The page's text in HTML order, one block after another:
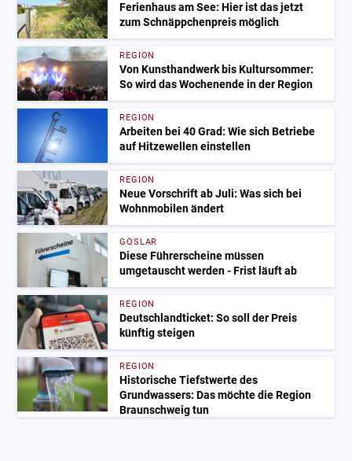
Ferienhaus am See: Hier ist das jetzt
zum Schnäppchenpreis möglich
REGION
Von Kunsthandwerk bis Kultursommer:
So wird das Wochenende in der Region
REGION
Arbeiten bei 40 Grad: Wie sich Betriebe
auf Hitzewellen einstellen
REGION
Neue Vorschrift ab Juli: Was sich bei
Wohnmobilen ändert
GOSLAR
Diese Führerscheine müssen
umgetauscht werden - Frist läuft ab
REGION
Deutschlandticket: So soll der Preis
künftig steigen
REGION
Historische Tiefstwerte des
Grundwassers: Das möchte die Region
Braunschweig tun